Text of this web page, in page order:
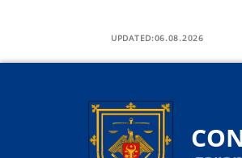
UPDATED:06.08.2026
Navigare
principală